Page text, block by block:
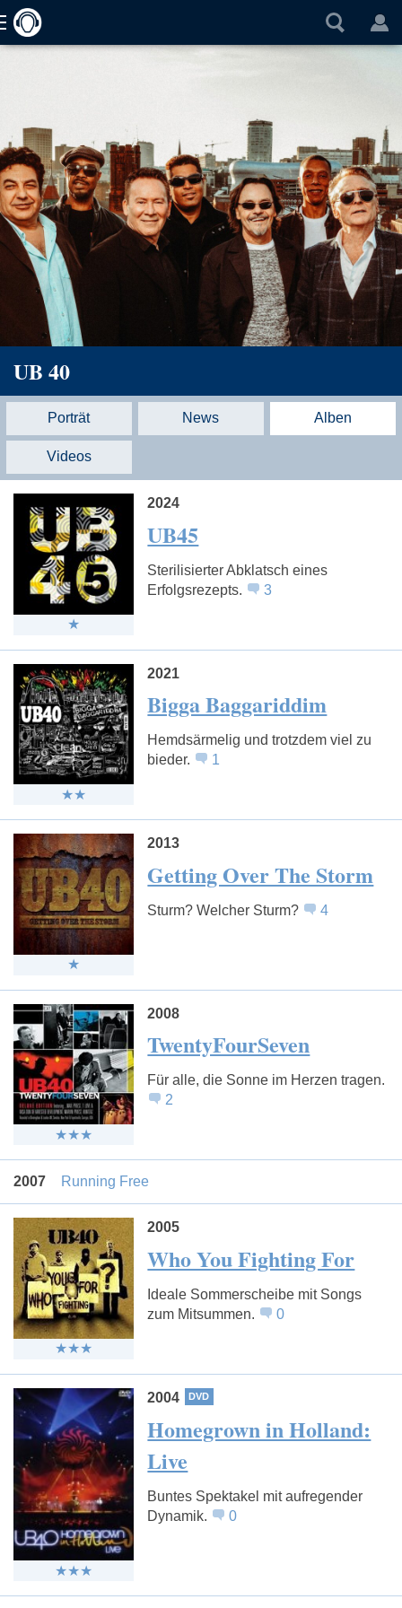
UB 40
Porträt News Alben
Videos
2024
UB45
Sterilisierter Abklatsch eines
Erfolgsrezepts.
3
2021
Bigga Baggariddim
Hemdsärmelig und trotzdem viel zu
bieder.
1
2013
Getting Over The Storm
Sturm? Welcher Sturm? 4
2008
TwentyFourSeven
Für alle, die Sonne im Herzen tragen.
2
2007 Running Free
2005
Who You Fighting For
Ideale Sommerscheibe mit Songs
zum Mitsummen.
0
2004
Homegrown in Holland:
Live
Buntes Spektakel mit aufregender
Dynamik.
0